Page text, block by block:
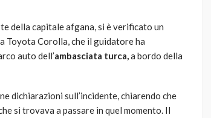
della capitale afgana, si è verificato un
Toyota Corolla, che il guidatore ha
auto dell’ambasciata turca,a bordo della
dichiarazioni sull’incidente, chiarendo che
si trovava a passare in quel momento. Il
AUTO SPORT
MG alle Final 8 di Coppa
Davis: tennis mondiale e
l’automobilismo
abbracciano la stessa causa